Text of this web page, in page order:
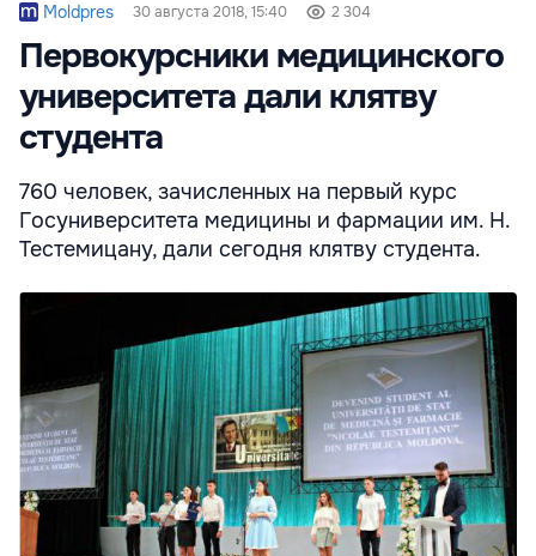
Moldpres 30 августа 2018, 15:40 2 304
Первокурсники медицинского
университета дали клятву
студента
760 человек, зачисленных на первый курс
Госуниверситета медицины и фармации им. Н.
Тестемицану, дали сегодня клятву студента.